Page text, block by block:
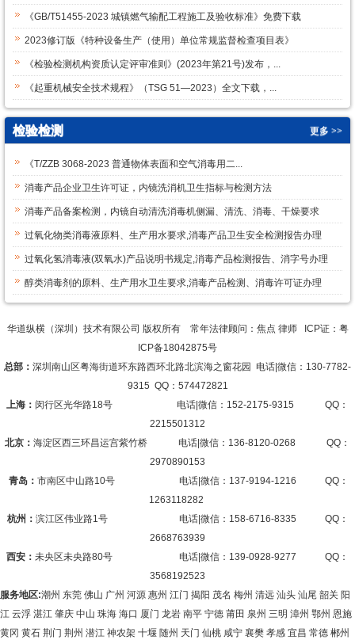
《GB/T51455-2023 城镇燃气输配工程施工及验收标准》免费下载
2023修订版《特种设备生产（使用）单位常规监督检查项目表》
《检验检测机构资质认定评审准则》(2023年第21号)发布，...
《起重机械安全技术规程》（TSG 51—2023）全文下载，...
检验检测 更多 >>
《T/ZZB 3068-2023 普通物体表面和空气消毒用二...
消毒产品企业卫生许可证，内镜洗消机卫生指标与检测方法
消毒产品备案检测，内镜自动清洗消毒机侧漏、清洗、消毒、干燥要求
过氧化物类消毒液原料、生产用水要求,消毒产品卫生安全检测报告办理
过氧化氢消毒液(双氧水)产品说明书规定,消毒产品检测报告、消字号办理
醇类消毒剂的原料、生产用水卫生要求,消毒产品检测、消毒许可证办理
华道纵横（深圳）技术有限公司 版权所有 常年法律顾问：焦点 律师 ICP证： 粤
ICP备18042875号
总部： 深圳南山区粤海街道环东路西环北路北滨海之窗花园 电话|微信：130-7782-
9315 QQ：574472821
上海： 闵行区光华路18号 电话|微信：152-2175-9315 QQ：
2215501312
北京： 海淀区西三环昌运宫紫竹桥 电话|微信：136-8120-0268 QQ：
2970890153
青岛： 市南区中山路10号 电话|微信：137-9194-1216 QQ：
1263118282
杭州： 滨江区伟业路1号 电话|微信：158-6716-8335 QQ：
2668763939
西安： 未央区未央路80号 电话|微信：139-0928-9277 QQ：
3568192523
服务地区:潮州 东莞 佛山 广州 河源 惠州 江门 揭阳 茂名 梅州 清远 汕头 汕尾 韶关 阳
江 云浮 湛江 肇庆 中山 珠海 海口 厦门 龙岩 南平 宁德 莆田 泉州 三明 漳州 鄂州 恩施
黄冈 黄石 荆门 荆州 潜江 神农架 十堰 随州 天门 仙桃 咸宁 襄樊 孝感 宜昌 常德 郴州